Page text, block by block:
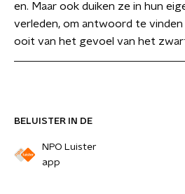
BELUISTER IN DE
NPO Luister
app
en. Maar ook duiken ze in hun
verleden, om antwoord te vinden
ooit van het gevoel van het